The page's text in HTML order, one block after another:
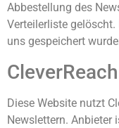
Abbestellung des
Verteilerliste gelöscht.
uns gespeichert
CleverReach
Diese Website nutzt
Newslettern. Anbieter